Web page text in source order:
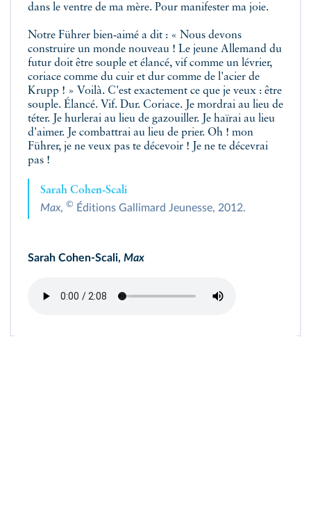
dans le ventre de ma mère. Pour manifester ma joie.
Notre Führer bien‑aimé a dit : « Nous devons
construire un monde nouveau ! Le jeune Allemand du
futur doit être souple et élancé, vif comme un lévrier,
coriace comme du cuir et dur comme de l'acier de
Krupp ! » Voilà. C'est exactement ce que je veux : être
souple. Élancé. Vif. Dur. Coriace. Je mordrai au lieu de
téter. Je hurlerai au lieu de gazouiller. Je haïrai au lieu
d'aimer. Je combattrai au lieu de prier. Oh ! mon
Führer, je ne veux pas te décevoir ! Je ne te décevrai
pas !
Sarah Cohen‑Scali
Max, © Éditions Gallimard Jeunesse, 2012.
Sarah Cohen-Scali, Max